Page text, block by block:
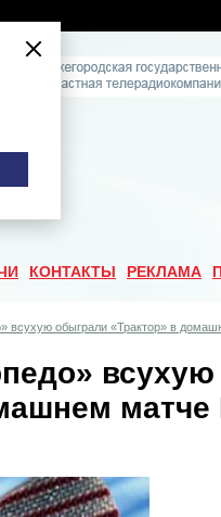
КОНТАКТЫ РЕКЛАМА
всухую обыграли «Трактор» в